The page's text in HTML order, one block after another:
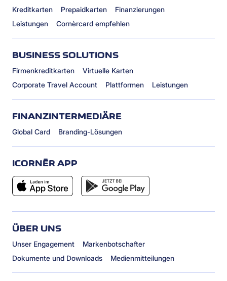
Kreditkarten Prepaidkarten
Finanzierungen
Leistungen
Cornèrcard empfehlen
BUSINESS SOLUTIONS
Firmenkreditkarten
Virtuelle Karten
Corporate Travel Account
Plattformen Leistungen
FINANZINTERMEDIÄRE
Global Card Branding-Lösungen
ICORNÈR APP
ÜBER UNS
Unser Engagement
Markenbotschafter
Dokumente und Downloads
Medienmitteilungen